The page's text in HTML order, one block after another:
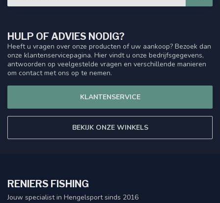
HULP OF ADVIES NODIG?
Heeft u vragen over onze producten of uw aankoop? Bezoek dan
onze klantenservicepagina. Hier vindt u onze bedrijfsgegevens,
antwoorden op veelgestelde vragen en verschillende manieren
om contact met ons op te nemen.
KLANTENSERVICE
BEKIJK ONZE WINKELS
RENIERS FISHING
Jouw specialist in Hengelsport sinds 2016